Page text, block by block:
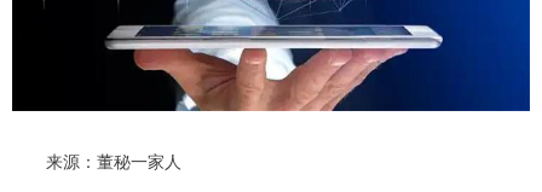
来源：董秘一家人